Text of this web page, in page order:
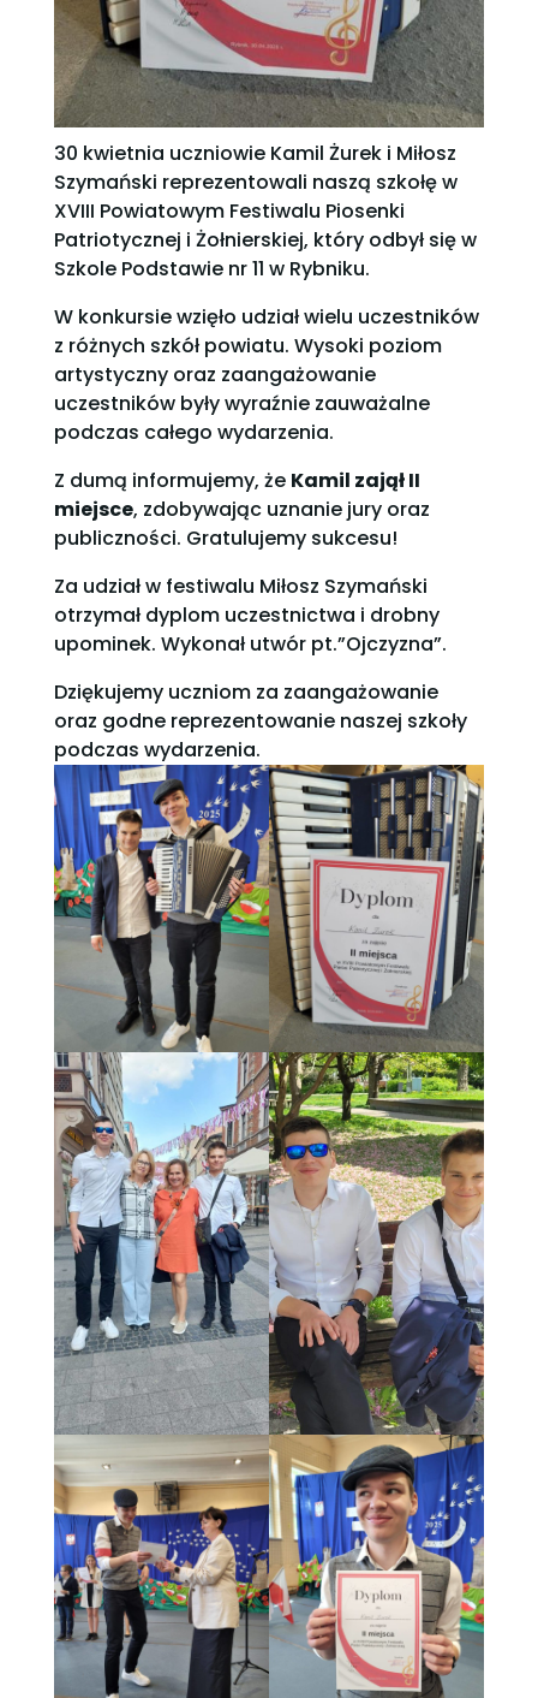
30 kwietnia uczniowie Kamil Żurek i Miłosz
Szymański reprezentowali naszą szkołę w
XVIII Powiatowym Festiwalu Piosenki
Patriotycznej i Żołnierskiej, który odbył się w
Szkole Podstawie nr 11 w Rybniku.
W konkursie wzięło udział wielu uczestników
z różnych szkół powiatu. Wysoki poziom
artystyczny oraz zaangażowanie
uczestników były wyraźnie zauważalne
podczas całego wydarzenia.
Z dumą informujemy, że Kamil zajął II
miejsce, zdobywając uznanie jury oraz
publiczności. Gratulujemy sukcesu!
Za udział w festiwalu Miłosz Szymański
otrzymał dyplom uczestnictwa i drobny
upominek. Wykonał utwór pt.”Ojczyzna”.
Dziękujemy uczniom za zaangażowanie
oraz godne reprezentowanie naszej szkoły
podczas wydarzenia.